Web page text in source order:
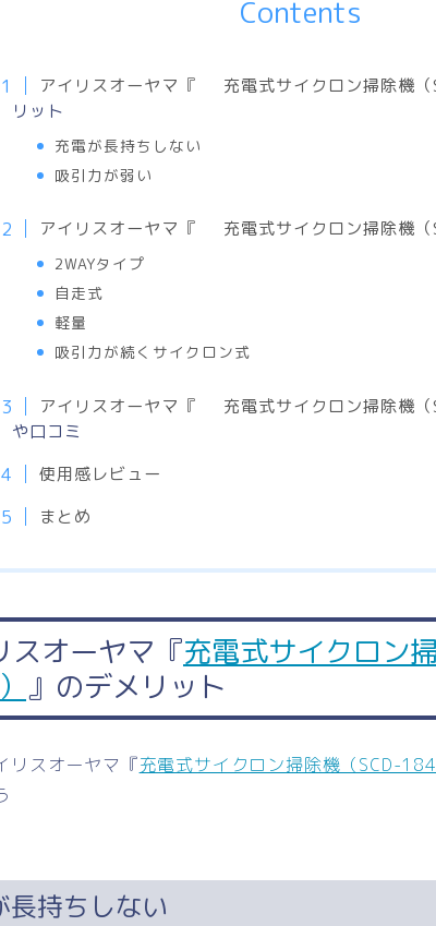
Contents
アイリスオーヤマ『 充電式サイクロン掃除機（
リット
充電が長持ちしない
吸引力が弱い
アイリスオーヤマ『 充電式サイクロン掃除機（
2WAYタイプ
自走式
軽量
吸引力が続くサイクロン式
アイリスオーヤマ『 充電式サイクロン掃除機（
や口コミ
使用感レビュー
まとめ
スオーヤマ『充電式サイクロン
』のデメリット
リスオーヤマ『充電式サイクロン掃除機（SCD-
長持ちしない